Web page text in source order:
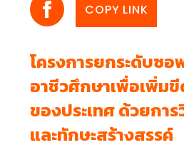
COPY LINK
โครงการยกระดับซอ
อาชีวศึกษาเพื่อเพิ่ม
ของประเทศ ด้วยกา
และทักษะสร้างสรรค์